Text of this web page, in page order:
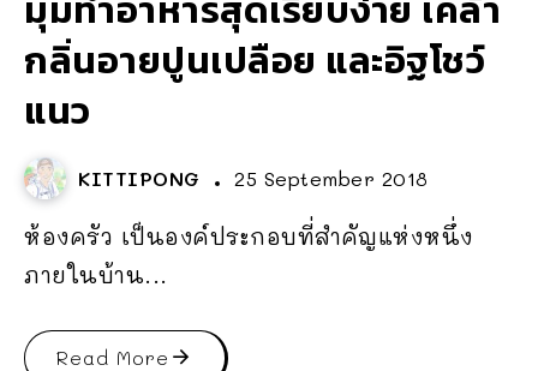
กลิ่นอายปูนเปลือย และอิฐโชว์
แนว
KITTIPONG 25 September 2018
ห้องครัว เป็นองค์ประกอบที่สำคัญแห่งหนึ่ง
ภายในบ้าน...
Read More